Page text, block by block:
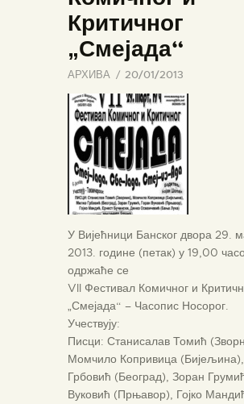
Критичног
„Смејада“
АРХИВА 20/01/2013
У Вијећници Банског двора 29.
2013. године (петак) у 19,00
одржаће се
VII Фестивал Комичног и
„Смејада“ – Часопис Носорог.
Учествују:
Писци: Станисалав Томић
Момчило Копривица
Грбовић (Београд), Зоран
Вуковић (Прњавор), Гојко